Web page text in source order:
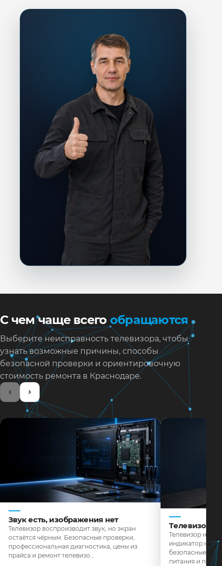
С чем чаще всего обращаются
Выберите неисправность телевизора, чтобы
узнать возможные причины, способы
безопасной проверки и ориентировочную
стоимость ремонта в Краснодаре.
Звук есть, изображения нет
Телевизор воспроизводит звук, но экран
остаётся чёрным. Безопасные проверки,
профессиональная диагностика, цены из
прайса и ремонт телевизо…
Телевизор
Телевизор не
индикатор не
безопасные
питания и